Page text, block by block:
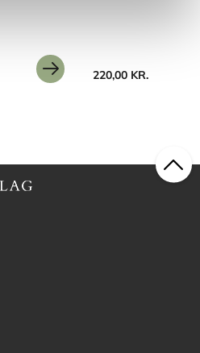
220,00 KR.